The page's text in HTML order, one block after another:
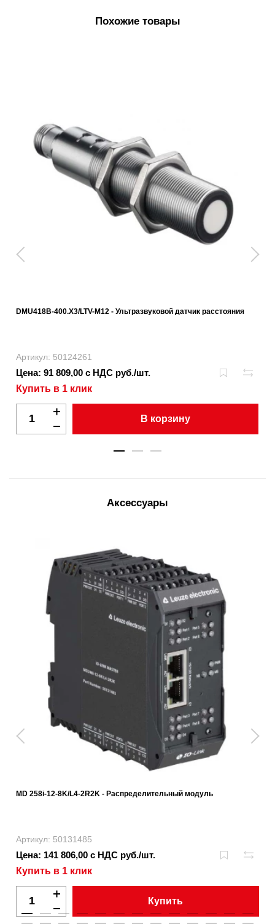
Похожие товары
DMU418B-400.X3/LTV-M12 - Ультразвуковой датчик расстояния
Артикул: 50124261
Цена: 91 809,00 с НДС руб./шт.
Купить в 1 клик
В корзину
Аксессуары
MD 258i-12-8K/L4-2R2K - Распределительный модуль
Артикул: 50131485
Цена: 141 806,00 с НДС руб./шт.
Купить в 1 клик
Купить